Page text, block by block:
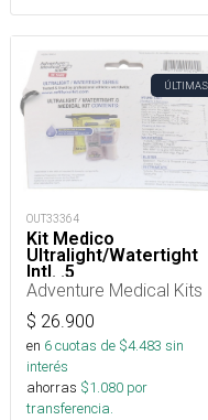
ÚLTIMAS
OUT33364
Kit Medico
Ultralight/Watertight
Intl. .5
Adventure Medical Kits
$ 26.900
en 6cuotas de $4.483 sin
interés
ahorras $1.080 por
transferencia.